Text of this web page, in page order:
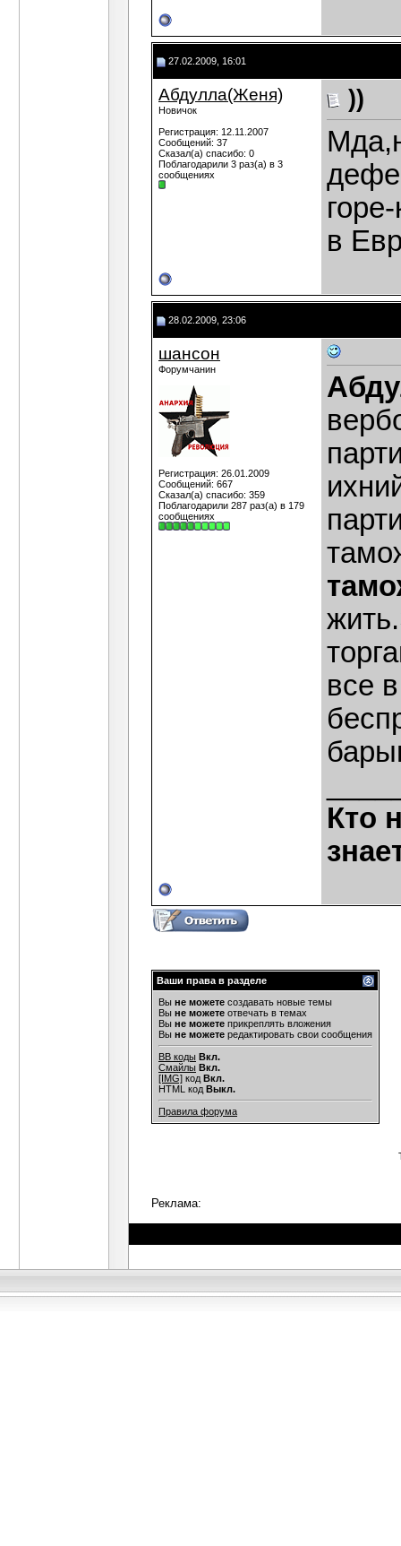
27.02.2009, 16:01
Абдулла(Женя)
Новичок
Регистрация: 12.11.2007
Сообщений: 37
Сказал(а) спасибо: 0
Поблагодарили 3 раз(а) в 3
сообщениях
))
в
28.02.2009, 23:06
шансон
Форумчанин
Регистрация: 26.01.2009
Сообщений: 667
Сказал(а) спасибо: 359
Поблагодарили 287 раз(а) в 179
сообщениях
все
Кто
Ваши права в разделе
Вы не можете создавать новые темы
Вы не можете отвечать в темах
Вы не можете прикреплять вложения
Вы не можете редактировать свои сообщения
BB коды Вкл.
Смайлы Вкл.
[IMG] код Вкл.
HTML код Выкл.
Правила форума
Реклама: